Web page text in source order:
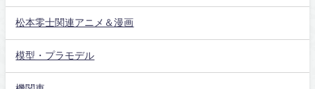
松本零士関連アニメ＆漫画
模型・プラモデル